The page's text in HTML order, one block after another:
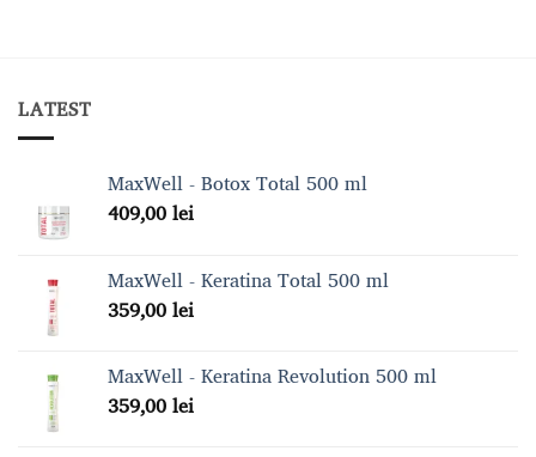
fi
alese
produsului.
LATEST
MaxWell - Botox Total 500 ml
409,00lei
MaxWell - Keratina Total 500 ml
359,00lei
MaxWell - Keratina Revolution 500 ml
359,00lei